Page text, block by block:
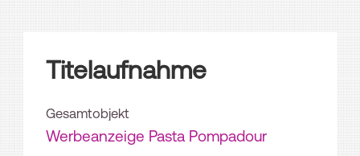
Titelaufnahme
Gesamtobjekt
Werbeanzeige Pasta Pompadour